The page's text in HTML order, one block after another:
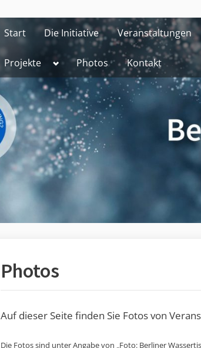
Start Die Initiative Veranstaltungen
Projekte Toggle
menu
Photos Kontakt
Photos
Auf dieser Seite finden Sie Fotos von
Die Fotos sind unter Angabe von „Foto: Berliner